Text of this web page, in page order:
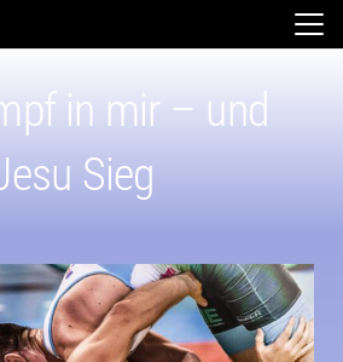
in mir – und
Sieg